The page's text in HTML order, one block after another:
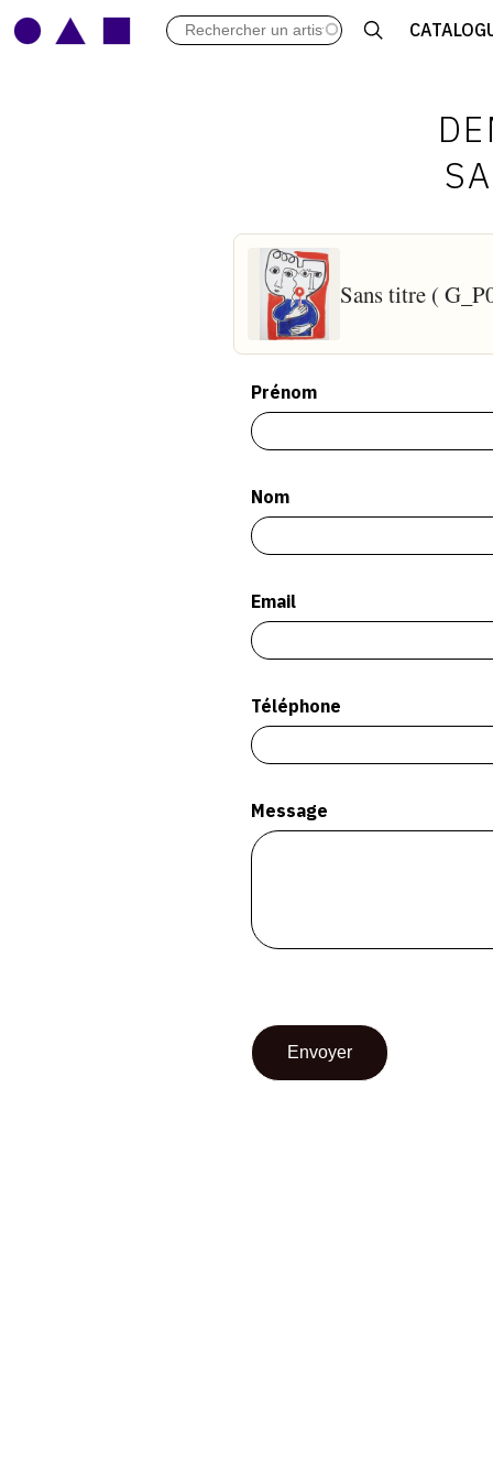
ARCHIVES DES EXPOSITIONS
LIBRAIRIE : LIVRES &
LEXIQUE ARTISTIQUE
Sans titre (
Prénom
Nom
Email
Téléphone
Message